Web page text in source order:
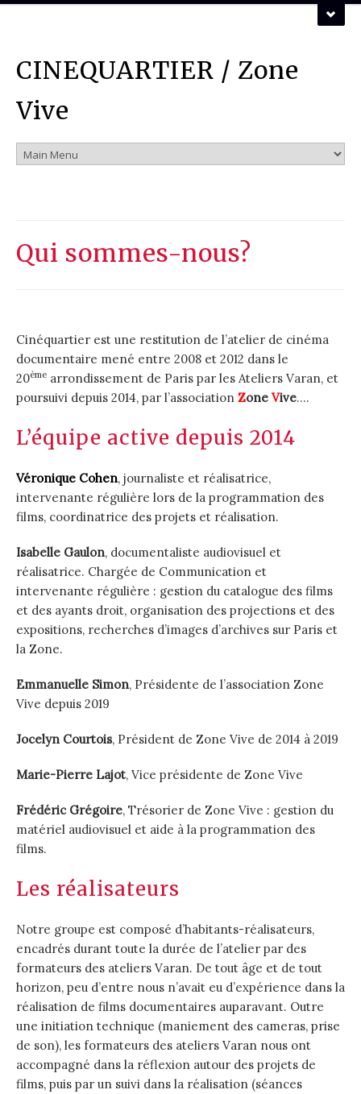
Vous pouvez nous contacter par mail : mail
CINEQUARTIER / Zone
Vive
Qui sommes-nous?
Cinéquartier est une restitution de l’atelier de cinéma
documentaire mené entre 2008 et 2012 dans le
20ème arrondissement de Paris par les Ateliers Varan, et
poursuivi depuis 2014, par l’association Zone Vive….
L’équipe active depuis 2014
Véronique Cohen, journaliste et réalisatrice,
intervenante régulière lors de la programmation des
films, coordinatrice des projets et réalisation.
Isabelle Gaulon, documentaliste audiovisuel et
réalisatrice. Chargée de Communication et
intervenante régulière : gestion du catalogue des films
et des ayants droit, organisation des projections et des
expositions, recherches d’images d’archives sur Paris et
la Zone.
Emmanuelle Simon, Présidente de l’association Zone
Vive depuis 2019
Jocelyn Courtois, Président de Zone Vive de 2014 à 2019
Marie-Pierre Lajot, Vice présidente de Zone Vive
Frédéric Grégoire, Trésorier de Zone Vive : gestion du
matériel audiovisuel et aide à la programmation des
films.
Les réalisateurs
Notre groupe est composé d’habitants-réalisateurs,
encadrés durant toute la durée de l’atelier par des
formateurs des ateliers Varan. De tout âge et de tout
horizon, peu d’entre nous n’avait eu d’expérience dans la
réalisation de films documentaires auparavant. Outre
une initiation technique (maniement des cameras, prise
de son), les formateurs des ateliers Varan nous ont
accompagné dans la réflexion autour des projets de
films, puis par un suivi dans la réalisation (séances